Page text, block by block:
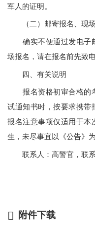
军人的证明。
（二）邮寄报名、现
确实不便通过发电子
场报名，请在报名前先致
四、有关说明
报名资格初审合格的
试通知书时，按要求携带
报名注意事项仅适用于本
生，未尽事宜以《公告》为
联系人：高警官，联系
附件下载